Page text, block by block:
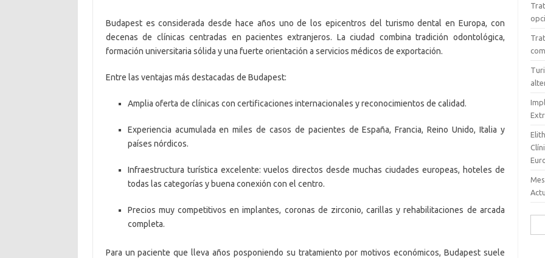
Budapest es considerada desde hace años uno de los epicentros del turismo dental en Europa, con
decenas de clínicas centradas en pacientes extranjeros. La ciudad combina tradición odontológica,
formación universitaria sólida y una fuerte orientación a servicios médicos de exportación.
Entre las ventajas más destacadas de Budapest:
Amplia oferta de clínicas con certificaciones internacionales y reconocimientos de calidad.
Experiencia acumulada en miles de casos de pacientes de España, Francia, Reino Unido, Italia y
países nórdicos.
Infraestructura turística excelente: vuelos directos desde muchas ciudades europeas, hoteles de
todas las categorías y buena conexión con el centro.
Precios muy competitivos en implantes, coronas de zirconio, carillas y rehabilitaciones de arcada
completa.
Para un paciente que lleva años posponiendo su tratamiento por motivos económicos, Budapest suele